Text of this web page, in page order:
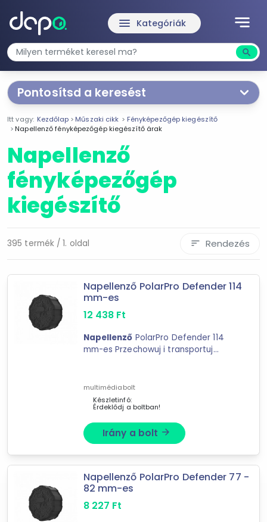
notes
menu Kategóriák
search
Pontosítsd a keresést
Segítünk a keresésben!
Válaszd ki a jellemzőketTe magad!
Termékjellemzők
Hátizsák
Táska
Tok
Gyorscseretalp
Napellenző
Távírányító
Ár szűrése
879 890 Ft
-
Szűrés
395találat
Mást is keresel? Válogass a Depo teljes
kínálatából!
tovább válogatok »
Itt vagy: Kezdőlap Műszaki cikk
Fényképezőgép kiegészítő
Napellenző fényképezőgép kiegészítő árak
Napellenző
fényképezőgép
kiegészítő
395 termék / 1. oldal sort Rendezés
Napellenző PolarPro Defender 114
mm-es
12 438 Ft
Napellenző PolarPro Defender 114
mm-es Przechowuj i transportuj
multimédiabolt
Készletinfó:
Érdeklődj a boltban!
Irány a bolt arrow_forward
Napellenző PolarPro Defender 77 -
82 mm-es
8 227 Ft